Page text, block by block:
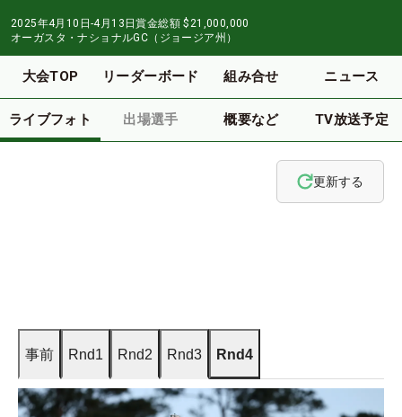
2025年4月10日-4月13日賞金総額 $21,000,000
オーガスタ・ナショナルGC（ジョージア州）
大会TOP リーダーボード 組み合せ ニュース
ライブフォト 出場選手 概要など TV放送予定
更新する
事前 Rnd1 Rnd2 Rnd3 Rnd4